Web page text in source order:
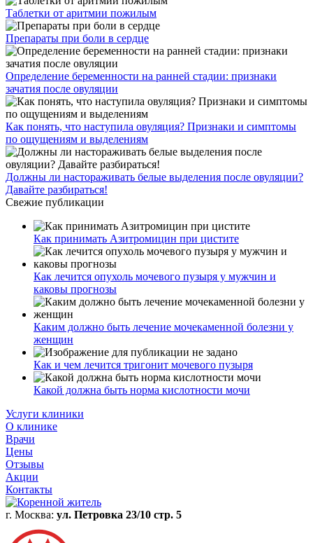
Таблетки от аритмии пожилым
Препараты при боли в сердце
Определение беременности на ранней стадии: признаки
зачатия после овуляции
Как понять, что наступила овуляция? Признаки и симптомы
по ощущениям и выделениям
Должны ли настораживать белые выделения после овуляции?
Давайте разбираться!
Свежие публикации
Как принимать Азитромицин при цистите
Как лечится опухоль мочевого пузыря у мужчин и
каковы прогнозы
Каким должно быть лечение мочекаменной болезни у
женщин
Как и чем лечится тригонит мочевого пузыря
Какой должна быть норма кислотности мочи
Услуги клиники
О клинике
Врачи
Цены
Отзывы
Акции
Контакты
г. Москва: ул. Петровка 23/10 стр. 5